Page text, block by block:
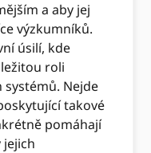
a aby jej
výzkumníků.
úsilí, kde
roli
systémů. Nejde
takové
pomáhají